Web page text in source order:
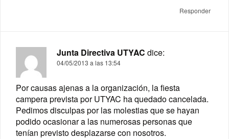
Responder
Junta Directiva UTYAC dice:
04/05/2013 a las 13:54
Por causas ajenas a la organización, la fiesta
campera prevista por UTYAC ha quedado cancelada.
Pedimos disculpas por las molestias que se hayan
podido ocasionar a las numerosas personas que
tenían previsto desplazarse con nosotros.